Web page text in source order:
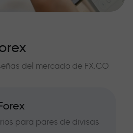
del mercado de FX.CO
para pares de divisas